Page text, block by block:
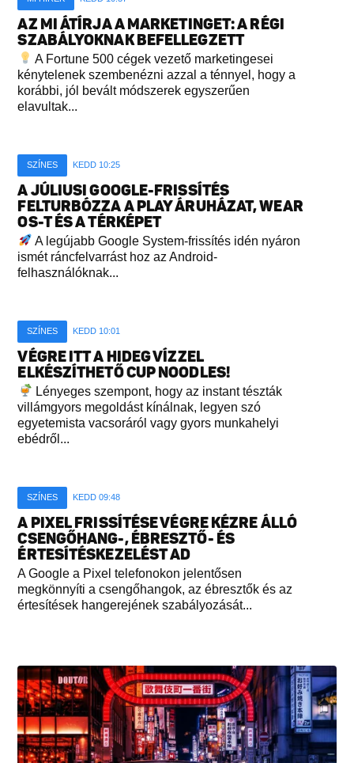
AZ MI ÁTÍRJA A MARKETINGET: A RÉGI
SZABÁLYOKNAK BEFELLEGZETT
A Fortune 500 cégek vezető marketingesei
kénytelenek szembenézni azzal a ténnyel, hogy a
korábbi, jól bevált módszerek egyszerűen
elavultak...
SZÍNES KEDD 10:25
A JÚLIUSI GOOGLE-FRISSÍTÉS
FELTURBÓZZA A PLAY ÁRUHÁZAT, WEAR
OS-T ÉS A TÉRKÉPET
A legújabb Google System-frissítés idén nyáron
ismét ráncfelvarrást hoz az Android-
felhasználóknak...
SZÍNES KEDD 10:01
VÉGRE ITT A HIDEG VÍZZEL
ELKÉSZÍTHETŐ CUP NOODLES!
Lényeges szempont, hogy az instant tészták
villámgyors megoldást kínálnak, legyen szó
egyetemista vacsoráról vagy gyors munkahelyi
ebédről...
SZÍNES KEDD 09:48
A PIXEL FRISSÍTÉSE VÉGRE KÉZRE ÁLLÓ
CSENGŐHANG-, ÉBRESZTŐ- ÉS
ÉRTESÍTÉSKEZELÉST AD
A Google a Pixel telefonokon jelentősen
megkönnyíti a csengőhangok, az ébresztők és az
értesítések hangerejének szabályozását...